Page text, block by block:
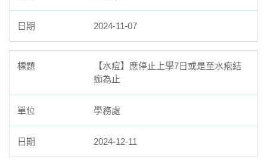
2024-11-07
【水痘】應停止上學7日或是至水疱結
痂為止
學務處
2024-12-11